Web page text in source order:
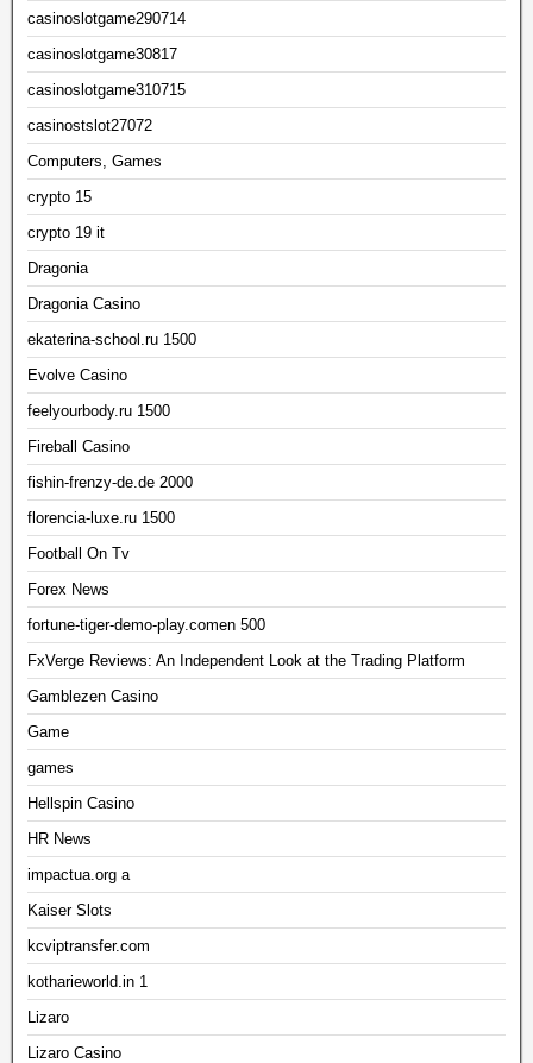
casinoslotgame290714
casinoslotgame30817
casinoslotgame310715
casinostslot27072
Computers, Games
crypto 15
crypto 19 it
Dragonia
Dragonia Casino
ekaterina-school.ru 1500
Evolve Casino
feelyourbody.ru 1500
Fireball Casino
fishin-frenzy-de.de 2000
florencia-luxe.ru 1500
Football On Tv
Forex News
fortune-tiger-demo-play.comen 500
FxVerge Reviews: An Independent Look at the Trading Platform
Gamblezen Casino
Game
games
Hellspin Casino
HR News
impactua.org a
Kaiser Slots
kcviptransfer.com
kotharieworld.in 1
Lizaro
Lizaro Casino